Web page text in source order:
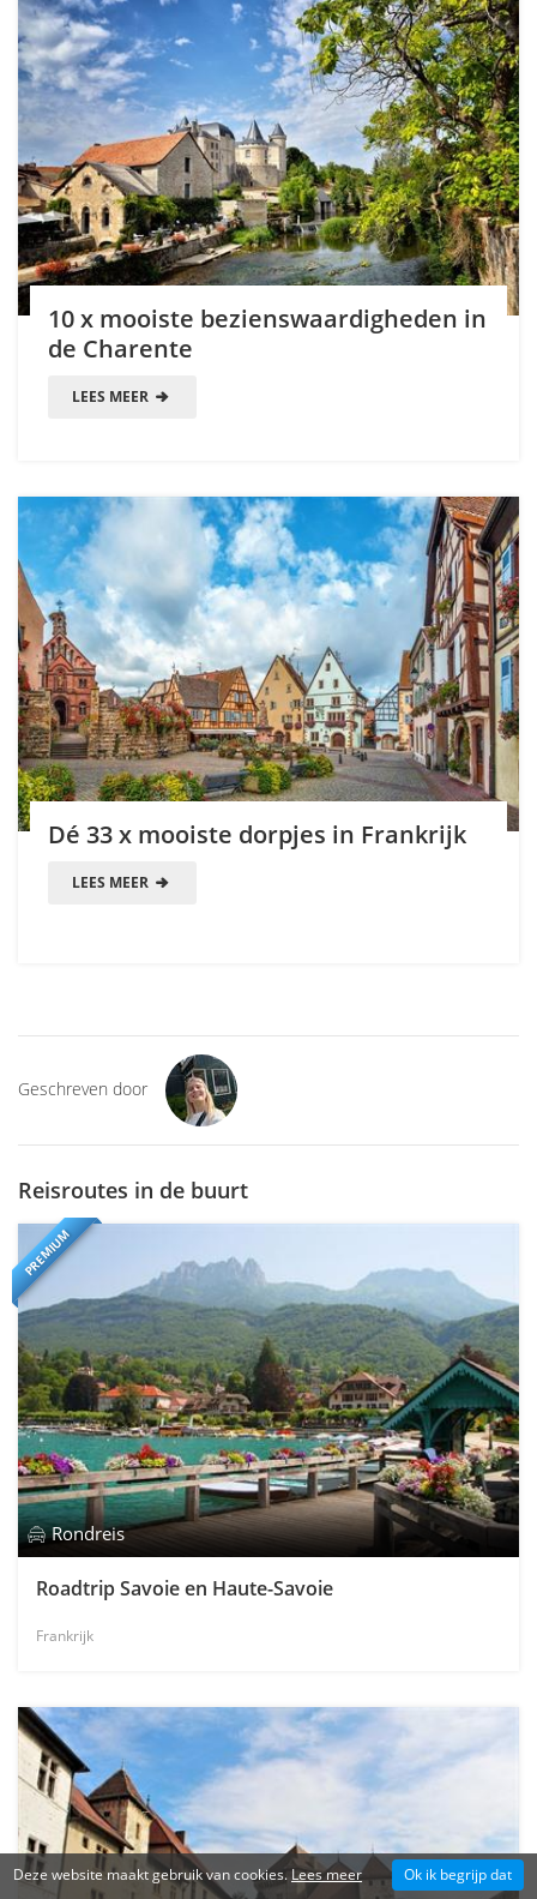
10 x mooiste bezienswaardigheden in
de Charente
LEES MEER
Dé 33 x mooiste dorpjes in Frankrijk
LEES MEER
Geschreven door
Reisroutes in de buurt
PREMIUM
Rondreis
Roadtrip Savoie en Haute-Savoie
Frankrijk
Deze website maakt gebruik van cookies.Lees meer Ok ik begrijp dat